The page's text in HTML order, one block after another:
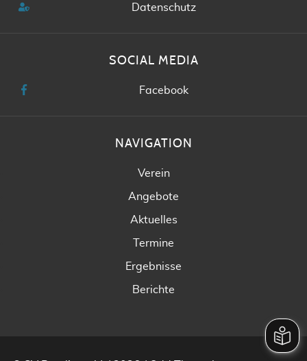
Datenschutz
SOCIAL MEDIA
Facebook
NAVIGATION
Verein
Angebote
Aktuelles
Termine
Ergebnisse
Berichte